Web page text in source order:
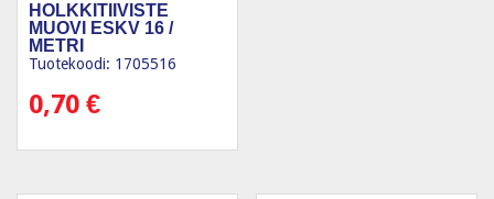
HOLKKITIIVISTE
MUOVI ESKV 16 /
METRI
Tuotekoodi: 1705516
0,70 €